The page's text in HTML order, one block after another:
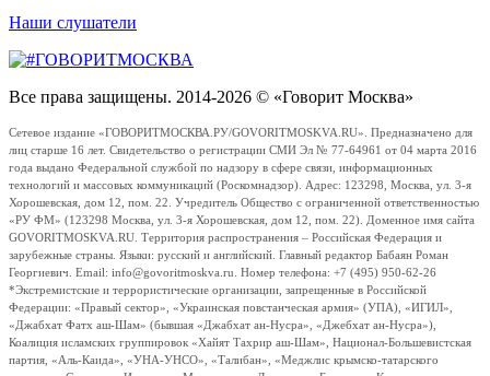
Наши слушатели
Все права защищены. 2014-2026 © «Говорит Москва»
Сетевое издание «ГОВОРИТМОСКВА.РУ/GOVORITMOSKVA.RU». Предназначено для
лиц старше 16 лет. Свидетельство о регистрации СМИ Эл № 77-64961 от 04 марта 2016
года выдано Федеральной службой по надзору в сфере связи, информационных
технологий и массовых коммуникаций (Роскомнадзор). Адрес: 123298, Москва, ул. 3-я
Хорошевская, дом 12, пом. 22. Учредитель Общество с ограниченной ответственностью
«РУ ФМ» (123298 Москва, ул. 3-я Хорошевская, дом 12, пом. 22). Доменное имя сайта
GOVORITMOSKVA.RU. Территория распространения – Российская Федерация и
зарубежные страны. Языки: русский и английский. Главный редактор Бабаян Роман
Георгиевич. Email: info@govoritmoskva.ru. Номер телефона: +7 (495) 950-62-26
*Экстремистские и террористические организации, запрещенные в Российской
Федерации: «Правый сектор», «Украинская повстанческая армия» (УПА), «ИГИЛ»,
«Джабхат Фатх аш-Шам» (бывшая «Джабхат ан-Нусра», «Джебхат ан-Нусра»),
Коалиция исламских группировок «Хайят Тахрир аш-Шам», Национал-Большевистская
партия, «Аль-Каида», «УНА-УНСО», «Талибан», «Меджлис крымско-татарского